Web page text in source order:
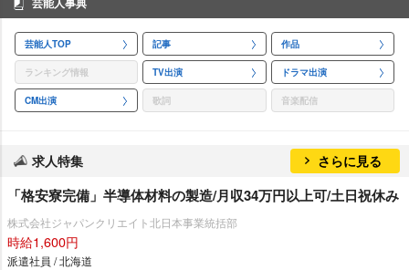
芸能人TOP 記事 作品
ランキング情報 TV出演 ドラマ出演
CM出演 歌詞 音楽配信
求人特集 さらに見る
「格安寮完備」半導体材料の製造/月収34万円以上可/土日祝休み
株式会社ジャパンクリエイト北日本事業統括部
時給1,600円
派遣社員 / 北海道